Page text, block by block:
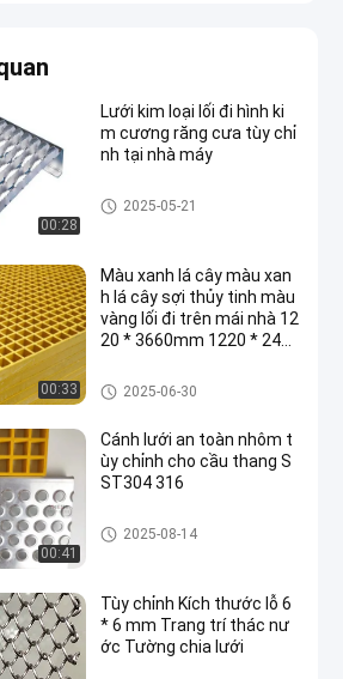
00:28
Lưới kim loại lối đi hình ki
m cương răng cưa tùy chỉ
nh tại nhà máy
Grip Strut Safety Grating
2025-05-21
00:33
Màu xanh lá cây màu xan
h lá cây sợi thủy tinh màu
vàng lối đi trên mái nhà 12
20 * 3660mm 1220 * 244
Grip Strut Safety Grating
2025-06-30
00:41
Cánh lưới an toàn nhôm t
ùy chỉnh cho cầu thang S
ST304 316
Grip Strut Safety Grating
2025-08-14
Tùy chỉnh Kích thước lỗ 6
* 6 mm Trang trí thác nư
ớc Tường chia lưới